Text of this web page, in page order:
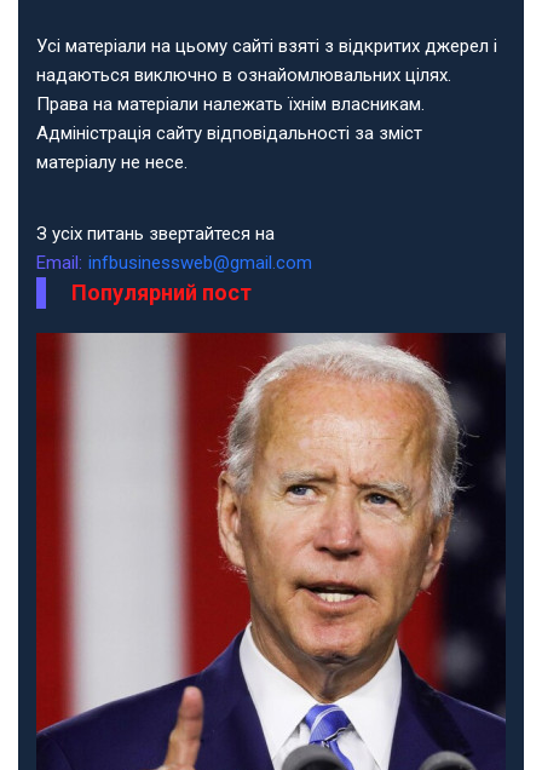
Усі матеріали на цьому сайті взяті з відкритих джерел і
надаються виключно в ознайомлювальних цілях.
Права на матеріали належать їхнім власникам.
Адміністрація сайту відповідальності за зміст
матеріалу не несе.
З усіх питань звертайтеся на
Email: infbusinessweb@gmail.com
Популярний пост